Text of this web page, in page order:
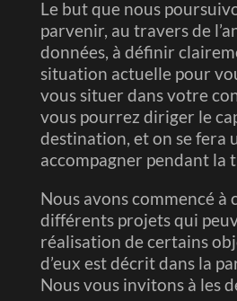
Le but que nous
parvenir, au travers de
données, à définir
situation actuelle pour
vous situer dans votre
vous pourrez diriger le
destination, et on se fera
accompagner pendant la
Nous avons commencé à
différents projets qui
réalisation de certains
d’eux est décrit dans la
Nous vous invitons à les